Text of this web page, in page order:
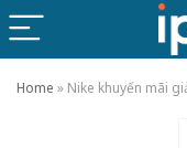
Home » Nike khuyến mãi